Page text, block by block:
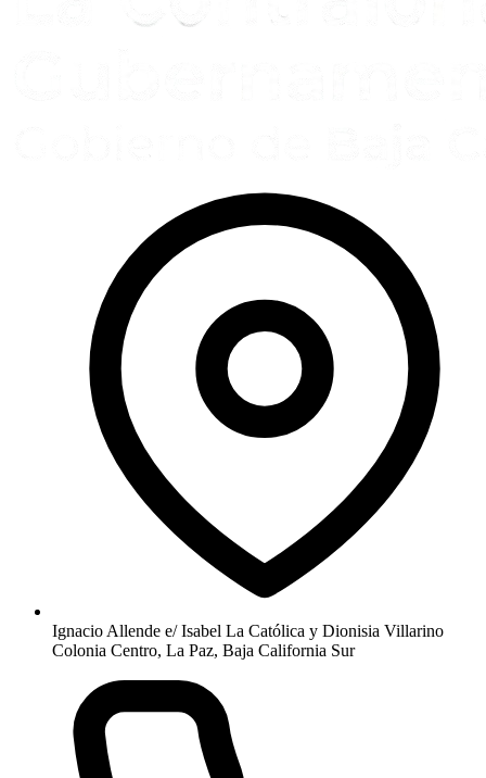
Ignacio Allende e/ Isabel La Católica y Dionisia Villarino
Colonia Centro, La Paz, Baja California Sur